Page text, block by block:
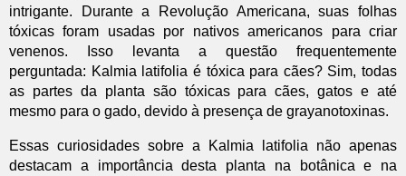
intrigante. Durante a Revolução Americana, suas folhas
tóxicas foram usadas por nativos americanos para criar
venenos. Isso levanta a questão frequentemente
perguntada: Kalmia latifolia é tóxica para cães? Sim, todas
as partes da planta são tóxicas para cães, gatos e até
mesmo para o gado, devido à presença de grayanotoxinas.
Essas curiosidades sobre a Kalmia latifolia não apenas
destacam a importância desta planta na botânica e na